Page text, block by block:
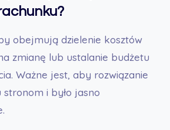
obejmują dzielenie kosztów
zmianę lub ustalanie budżetu
Ważne jest, aby rozwiązanie
stronom i było jasno